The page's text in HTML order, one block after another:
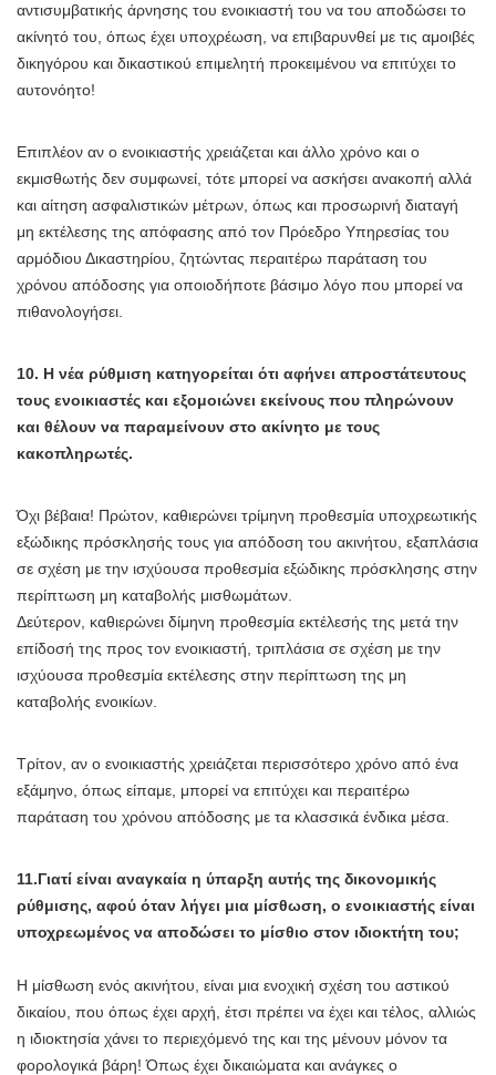
αντισυμβατικής άρνησης του ενοικιαστή του να του αποδώσει το
ακίνητό του, όπως έχει υποχρέωση, να επιβαρυνθεί με τις αμοιβές
δικηγόρου και δικαστικού επιμελητή προκειμένου να επιτύχει το
αυτονόητο!
Επιπλέον αν ο ενοικιαστής χρειάζεται και άλλο χρόνο και ο
εκμισθωτής δεν συμφωνεί, τότε μπορεί να ασκήσει ανακοπή αλλά
και αίτηση ασφαλιστικών μέτρων, όπως και προσωρινή διαταγή
μη εκτέλεσης της απόφασης από τον Πρόεδρο Υπηρεσίας του
αρμόδιου Δικαστηρίου, ζητώντας περαιτέρω παράταση του
χρόνου απόδοσης για οποιοδήποτε βάσιμο λόγο που μπορεί να
πιθανολογήσει.
10. Η νέα ρύθμιση κατηγορείται ότι αφήνει απροστάτευτους
τους ενοικιαστές και εξομοιώνει εκείνους που πληρώνουν
και θέλουν να παραμείνουν στο ακίνητο με τους
κακοπληρωτές.
Όχι βέβαια! Πρώτον, καθιερώνει τρίμηνη προθεσμία υποχρεωτικής
εξώδικης πρόσκλησής τους για απόδοση του ακινήτου, εξαπλάσια
σε σχέση με την ισχύουσα προθεσμία εξώδικης πρόσκλησης στην
περίπτωση μη καταβολής μισθωμάτων.
Δεύτερον, καθιερώνει δίμηνη προθεσμία εκτέλεσής της μετά την
επίδοσή της προς τον ενοικιαστή, τριπλάσια σε σχέση με την
ισχύουσα προθεσμία εκτέλεσης στην περίπτωση της μη
καταβολής ενοικίων.
Τρίτον, αν ο ενοικιαστής χρειάζεται περισσότερο χρόνο από ένα
εξάμηνο, όπως είπαμε, μπορεί να επιτύχει και περαιτέρω
παράταση του χρόνου απόδοσης με τα κλασσικά ένδικα μέσα.
11.Γιατί είναι αναγκαία η ύπαρξη αυτής της δικονομικής
ρύθμισης, αφού όταν λήγει μια μίσθωση, ο ενοικιαστής είναι
υποχρεωμένος να αποδώσει το μίσθιο στον ιδιοκτήτη του;
Η μίσθωση ενός ακινήτου, είναι μια ενοχική σχέση του αστικού
δικαίου, που όπως έχει αρχή, έτσι πρέπει να έχει και τέλος, αλλιώς
η ιδιοκτησία χάνει το περιεχόμενό της και της μένουν μόνον τα
φορολογικά βάρη! Όπως έχει δικαιώματα και ανάγκες ο